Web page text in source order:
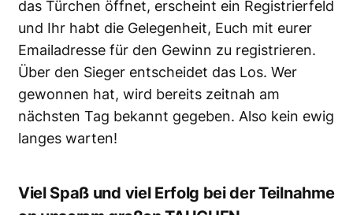
das Türchen öffnet, erscheint ein Registrierfeld
und Ihr habt die Gelegenheit, Euch mit eurer
Emailadresse für den Gewinn zu registrieren.
Über den Sieger entscheidet das Los. Wer
gewonnen hat, wird bereits zeitnah am
nächsten Tag bekannt gegeben. Also kein ewig
langes warten!
Viel Spaß und viel Erfolg bei der Teilnahme